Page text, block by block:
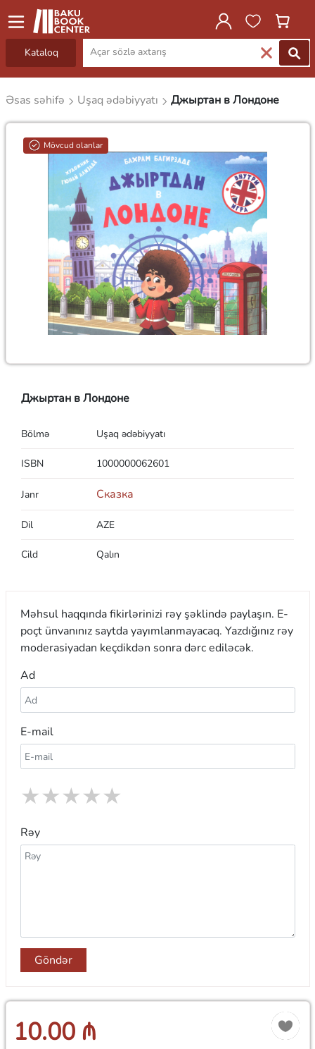
Kataloq
Əsas səhifə Uşaq ədəbiyyatı Джыртан в Лондоне
Mövcud olanlar
Джыртан в Лондоне
Bölmə Uşaq ədəbiyyatı
ISBN 1000000062601
Janr Сказка
Dil AZE
Cild Qalın
Məhsul haqqında fikirlərinizi rəy şəklində paylaşın. E-
poçt ünvanınız saytda yayımlanmayacaq. Yazdığınız rəy
moderasiyadan keçdikdən sonra dərc ediləcək.
Ad
E-mail
★
★
★
★
★
Rəy
Göndər
10.00 ₼